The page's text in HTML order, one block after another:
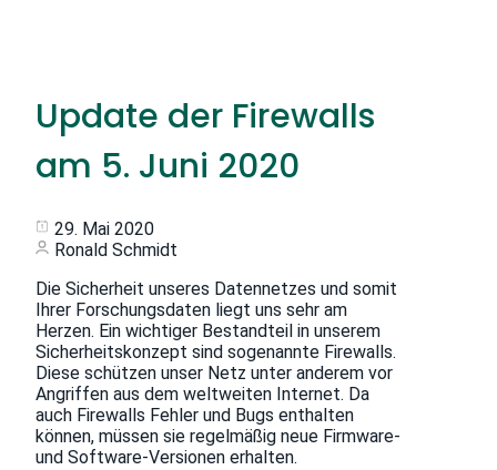
Update der Firewalls
am 5. Juni 2020
29. Mai 2020
Ronald Schmidt
Die Sicherheit unseres Datennetzes und somit
Ihrer Forschungsdaten liegt uns sehr am
Herzen. Ein wichtiger Bestandteil in unserem
Sicherheitskonzept sind sogenannte Firewalls.
Diese schützen unser Netz unter anderem vor
Angriffen aus dem weltweiten Internet. Da
auch Firewalls Fehler und Bugs enthalten
können, müssen sie regelmäßig neue Firmware-
und Software-Versionen erhalten.